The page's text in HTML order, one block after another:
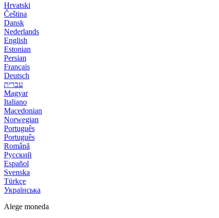
Hrvatski
Čeština
Dansk
Nederlands
English
Estonian
Persian
Français
Deutsch
עברית
Magyar
Italiano
Macedonian
Norwegian
Português
Português
Română
Русский
Español
Svenska
Türkçe
Українська
Alege moneda